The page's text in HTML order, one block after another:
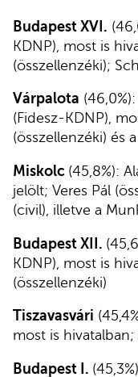
Budapest XVI.
KDNP), most is
(összellenzéki);
Várpalota
(Fidesz-KDNP),
(összellenzéki) és
Miskolc (45,8%):
jelölt; Veres Pál
(civil), illetve a
Budapest XII.
KDNP), most is
(összellenzéki)
Tiszavasvári
most is hivatalban;
Budapest I.